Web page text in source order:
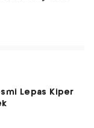
Lepas Kiper